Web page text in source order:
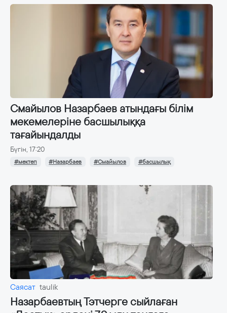
Смайылов Назарбаев атындағы білім
мекемелеріне басшылыққа
тағайындалды
Бүгін, 17:20
#мектеп #Назарбаев #Смайылов #басшылық
Саясат taulik
Назарбаевтың Тэтчерге сыйлаған